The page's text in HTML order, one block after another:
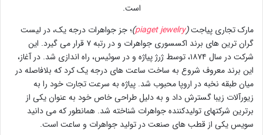
است.
مارک تجاری پیاجت(
piaget jewelry
)؛ جز جواهرات درجه یک، در لیست
گران ترین های برند اکسسوری جواهرات و در رتبه ۷ قرار می گیرد. این
شرکت در سال ۱۸۷۴، توسط ژرژ پیاژه و در سوئیس، راه اندازی شد. در آغاز،
این برند معروف شروع به ساخت ساعت های درجه یک کرد که بلافاصله در
میان طبقه نخبه در اروپا محبوب شد. پیاژه به سرعت تجارت خود را به
زیورآلات زیبا گسترش داد و به دلیل طراحی خاص خود به عنوان یکی از
برترین شرکتهای تولیدکننده جواهرات شناخته شد. همانطور که می دانید
سویس یکی از قطب های صنعت در تولید جواهرات و ساعت است.